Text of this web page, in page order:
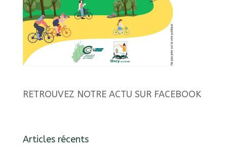
RETROUVEZ NOTRE ACTU SUR FACEBOOK
Articles récents